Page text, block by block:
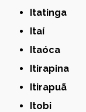
Itatinga
Itaí
Itaóca
Itirapina
Itirapuã
Itobi